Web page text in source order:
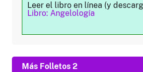
Leer el libro en línea (y
Libro: Angelología
Más Folletos 2